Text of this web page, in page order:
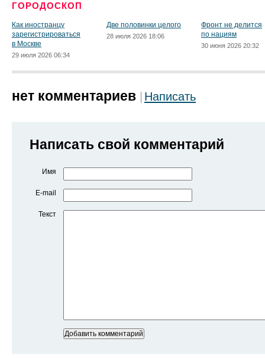
ГОРОДОСКОП
Как иностранцу
зарегистрироваться
в Москве
29 июля 2026 06:34
Две половинки целого
28 июля 2026 18:06
Фронт не делится
по нациям
30 июня 2026 20:32
нет комментариев Написать
Написать свой комментарий
Имя
E-mail
Текст